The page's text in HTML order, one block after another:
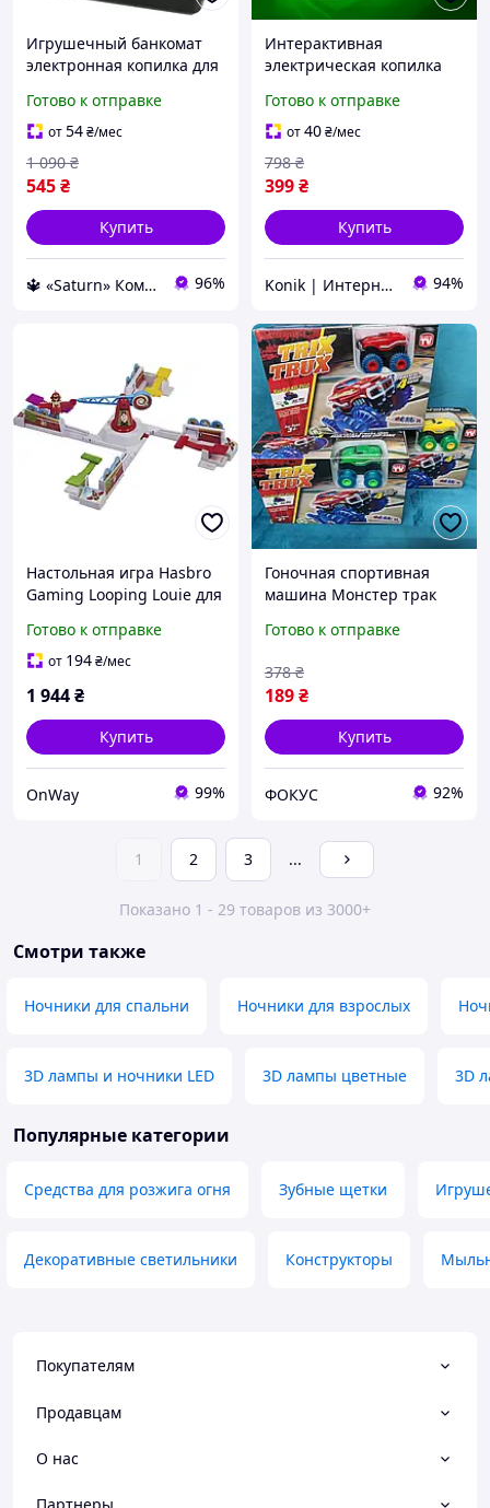
Игрушечный банкомат
электронная копилка для
сейф на батарейках с
отпечатком пальца
Готово к отправке
от54₴/мес
545₴
1 090 ₴
Купить
🔱 «Saturn» Компетентность! Качество товара! Быстрая отправка! ✅ 96%
Интерактивная
электрическая копилка
копилка сейф для монет
на батарейках Копилка
для денег
Готово к отправке
от40₴/мес
399₴
798 ₴
Купить
Konik | Интернет-магазин 94%
Настольная игра Hasbro
Gaming Looping Louie для
с самолетом на
батарейках 3D игровое
Готово к отправке
от 194₴/мес
1 944₴
Купить
OnWay 99%
Гоночная спортивная
машина Монстер трак
Канатный конструктор
Готово к отправке
189₴
378 ₴
Купить
ФОКУС 92%
1 2 3 ...
Показано 1 - 29 товаров из 3000+
Смотри также
Ночники для спальни Ночники для взрослых
3D лампы и ночники LED 3D лампы цветные 3D
Популярные категории
Средства для розжига огня Зубные щетки
Декоративные светильники Конструкторы
Покупателям
Продавцам
О нас